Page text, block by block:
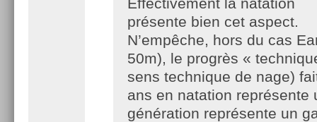
présente bien cet aspect.
N’empêche, hors du cas
50m), le progrès «
sens technique de nage)
ans en natation représente
génération représente un